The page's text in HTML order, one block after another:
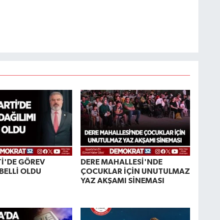
GÖREV
OLDU
DERE MAHALLESİ'NDE
ÇOCUKLAR İÇİN UNUTULMAZ
YAZ AKŞAMI SİNEMASI